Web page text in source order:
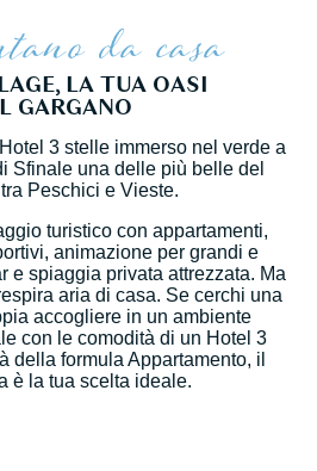
da casa
LA TUA OASI
GARGANO
3 stelle immerso nel verde a
Sfinale una delle più belle del
Peschici e Vieste.
turistico con appartamenti,
animazione per grandi e
e spiaggia privata attrezzata. Ma
aria di casa. Se cerchi una
accogliere in un ambiente
con le comodità di un Hotel 3
della formula Appartamento, il
è la tua scelta ideale.